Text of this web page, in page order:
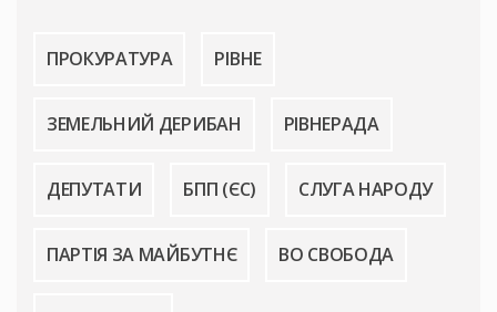
ПРОКУРАТУРА РІВНЕ
ЗЕМЕЛЬНИЙ ДЕРИБАН РІВНЕРАДА
ДЕПУТАТИ БПП (ЄС) СЛУГА НАРОДУ
ПАРТІЯ ЗА МАЙБУТНЄ ВО СВОБОДА